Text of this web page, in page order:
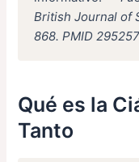
British Journal of
868. PMID
Qué es la
Tanto